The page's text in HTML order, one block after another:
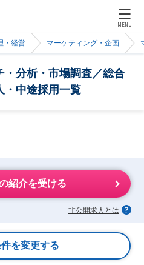
MENU
・経営 マーケティング・企画
・分析・市場調査／総合
・中途採用一覧
紹介を受ける
非公開求人とは
を変更する